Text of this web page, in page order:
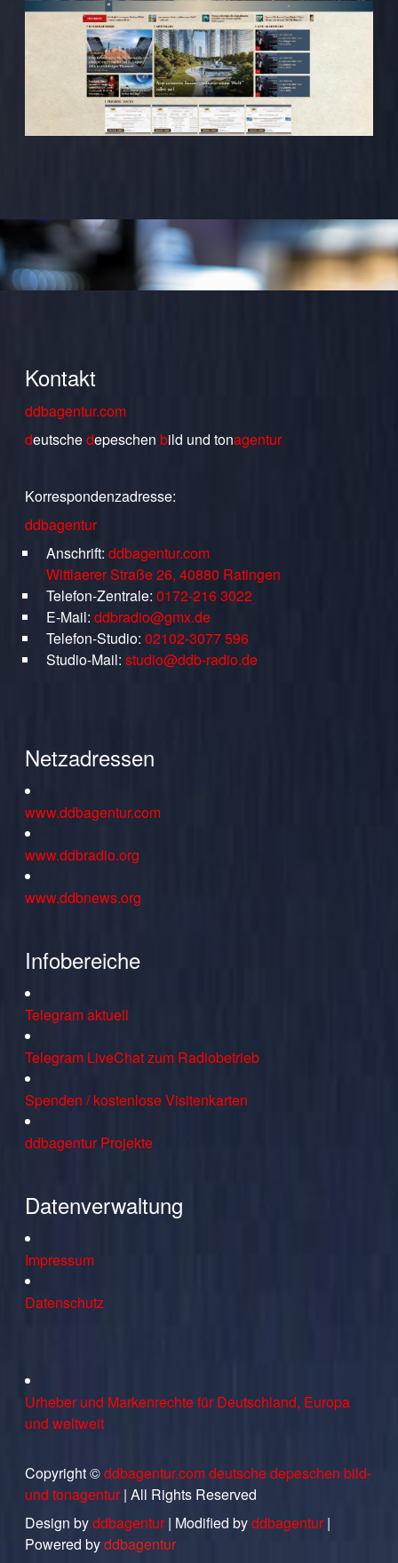
Kontakt
ddbagentur.com
deutschedepeschen bild undtonagentur
Korrespondenzadresse:
ddbagentur
Anschrift: ddbagentur.com
Wittlaerer Straße 26, 40880 Ratingen
Telefon-Zentrale: 0172-216 3022
E-Mail: ddbradio@gmx.de
Telefon-Studio: 02102-3077 596
Studio-Mail: studio@ddb-radio.de
Netzadressen
www.ddbagentur.com
www.ddbradio.org
www.ddbnews.org
Infobereiche
Telegram aktuell
Telegram LiveChat zum Radiobetrieb
Spenden / kostenlose Visitenkarten
ddbagentur Projekte
Datenverwaltung
Impressum
Datenschutz
Urheber und Markenrechte für Deutschland, Europa
und weltweit
Copyright ©ddbagentur.com deutsche depeschen bild-
und tonagentur| All Rights Reserved
Design byddbagentur| Modified byddbagentur|
Powered byddbagentur